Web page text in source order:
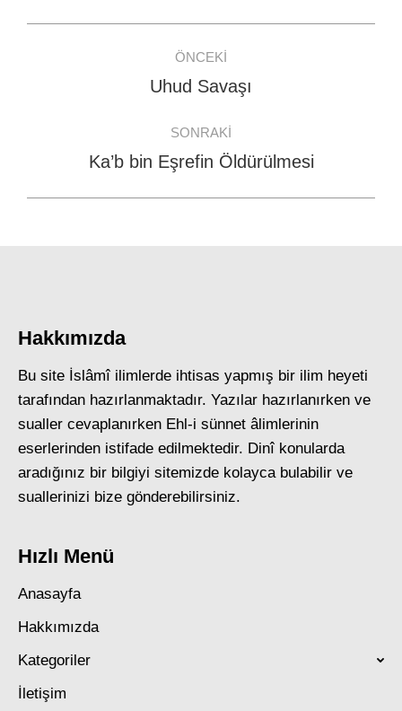
navigation
ÖNCEKI
Previous
Uhud Savaşı
SONRAKI
Next
Ka’b bin Eşrefin Öldürülmesi
Hakkımızda
Bu site İslâmî ilimlerde ihtisas yapmış bir ilim heyeti
tarafından hazırlanmaktadır. Yazılar hazırlanırken ve
sualler cevaplanırken Ehl-i sünnet âlimlerinin
eserlerinden istifade edilmektedir. Dinî konularda
aradığınız bir bilgiyi sitemizde kolayca bulabilir ve
suallerinizi bize gönderebilirsiniz.
Hızlı Menü
Anasayfa
Hakkımızda
Kategoriler
İletişim